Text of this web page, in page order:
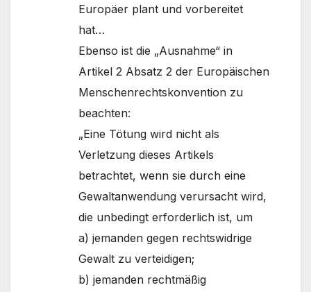
Europäer plant und vorbereitet
hat…
Ebenso ist die „Ausnahme“ in
Artikel 2 Absatz 2 der Europäischen
Menschenrechtskonvention zu
beachten:
„Eine Tötung wird nicht als
Verletzung dieses Artikels
betrachtet, wenn sie durch eine
Gewaltanwendung verursacht wird,
die unbedingt erforderlich ist, um
a) jemanden gegen rechtswidrige
Gewalt zu verteidigen;
b) jemanden rechtmäßig